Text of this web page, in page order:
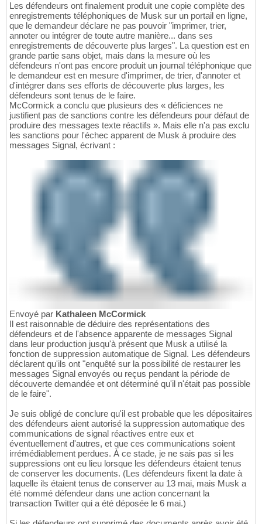
Les défendeurs ont finalement produit une copie complète des
enregistrements téléphoniques de Musk sur un portail en ligne,
que le demandeur déclare ne pas pouvoir "imprimer, trier,
annoter ou intégrer de toute autre manière... dans ses
enregistrements de découverte plus larges". La question est en
grande partie sans objet, mais dans la mesure où les
défendeurs n'ont pas encore produit un journal téléphonique que
le demandeur est en mesure d'imprimer, de trier, d'annoter et
d'intégrer dans ses efforts de découverte plus larges, les
défendeurs sont tenus de le faire.
McCormick a conclu que plusieurs des « déficiences ne
justifient pas de sanctions contre les défendeurs pour défaut de
produire des messages texte réactifs ». Mais elle n'a pas exclu
les sanctions pour l'échec apparent de Musk à produire des
messages Signal, écrivant :
Envoyé par Kathaleen McCormick
Il est raisonnable de déduire des représentations des
défendeurs et de l'absence apparente de messages Signal
dans leur production jusqu'à présent que Musk a utilisé la
fonction de suppression automatique de Signal. Les défendeurs
déclarent qu'ils ont "enquêté sur la possibilité de restaurer les
messages Signal envoyés ou reçus pendant la période de
découverte demandée et ont déterminé qu'il n'était pas possible
de le faire".
Je suis obligé de conclure qu'il est probable que les dépositaires
des défendeurs aient autorisé la suppression automatique des
communications de signal réactives entre eux et
éventuellement d'autres, et que ces communications soient
irrémédiablement perdues. À ce stade, je ne sais pas si les
suppressions ont eu lieu lorsque les défendeurs étaient tenus
de conserver les documents. (Les défendeurs fixent la date à
laquelle ils étaient tenus de conserver au 13 mai, mais Musk a
été nommé défendeur dans une action concernant la
transaction Twitter qui a été déposée le 6 mai.)